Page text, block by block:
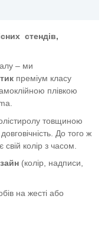
стендів,
– ми
преміум класу
плівкою
товщиною
До того ж
колір з часом.
(колір, надписи,
на жесті або